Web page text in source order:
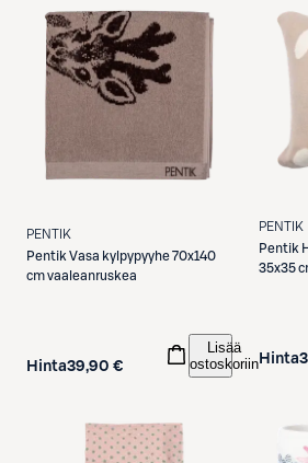
PENTIK
Pentik Vasa kylpypyyhe 70x140
cm vaaleanruskea
Hinta39,90 €
Lisää
ostoskoriin
PENTIK
Pentik
35x35
Hinta